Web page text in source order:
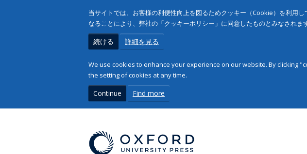
当サイトでは、お客様の利便性向上を図るためクッキー（Cookie）を利用
なることにより、弊社の「クッキーポリシー」に同意したものとみなされま
続ける 詳細を見る
We use cookies to enhance your experience on our website. By clicking
the setting of cookies at any time.
Continue Find more